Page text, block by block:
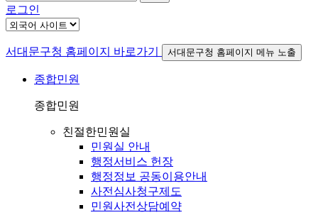
로그인
서대문구청 홈페이지 바로가기 서대문구청 홈페이지 메뉴 노출
종합민원
종합민원
친절한민원실
민원실 안내
행정서비스 헌장
행정정보 공동이용안내
사전심사청구제도
민원사전상담예약